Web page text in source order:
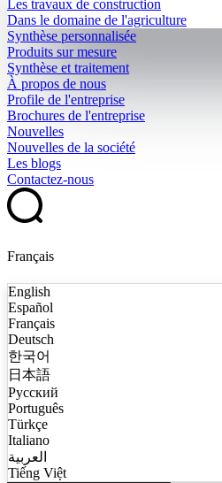
Les travaux de construction
Dans le domaine de l'agriculture
Synthèse personnalisée
Produits sur mesure
Synthèse et traitement
À propos de nous
Profile de l'entreprise
Brochures de l'entreprise
Nouvelles
Nouvelles de la société
Les blogs
Contactez-nous
Français
English
Español
Français
Deutsch
한국어
日本語
Русский
Português
Türkçe
Italiano
العربية
Tiếng Việt